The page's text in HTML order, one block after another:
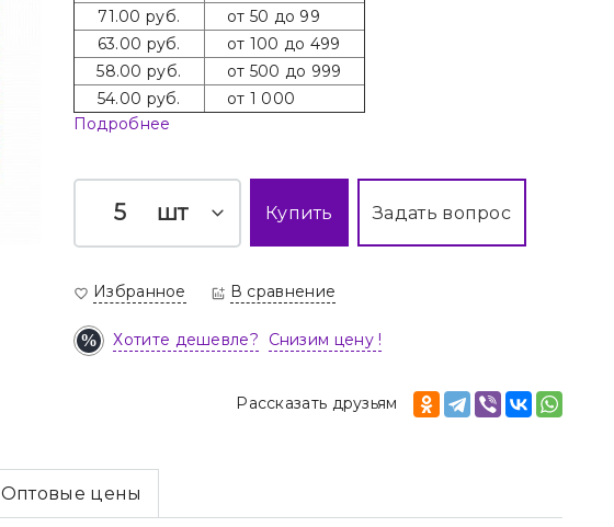
71.00 руб.
от 50 до 99
63.00 руб.
от 100 до 499
58.00 руб.
от 500 до 999
54.00 руб.
от 1 000
Подробнее
шт Купить Задать вопрос
Избранное В сравнение
Хотите дешевле? Снизим цену !
Рассказать друзьям
Оптовые цены